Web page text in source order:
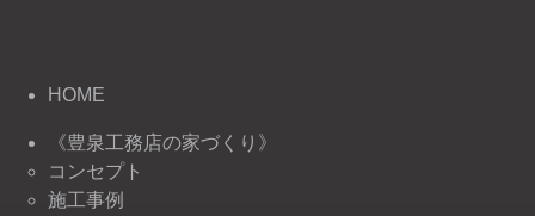
HOME
《豊泉工務店の家づくり》
コンセプト
施工事例